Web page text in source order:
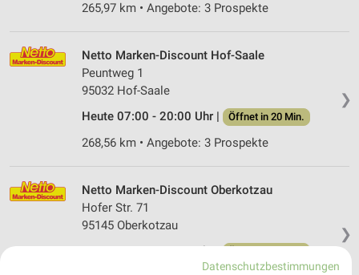
265,97 km • Angebote: 3 Prospekte
❯
Netto Marken-Discount Hof-Saale
Peuntweg 1
95032 Hof-Saale
Heute 07:00 - 20:00 Uhr |
Öffnet in 20 Min.
268,56 km • Angebote: 3 Prospekte
❯
Netto Marken-Discount Oberkotzau
Hofer Str. 71
95145 Oberkotzau
Heute 07:00 - 20:00 Uhr |
Datenschutzbestimmungen